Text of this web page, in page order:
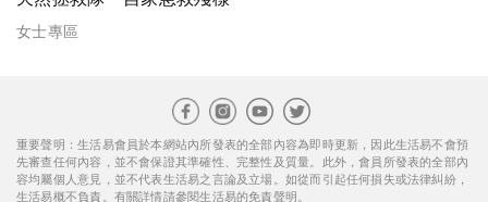
女士專區
重要聲明：生活易會員於本網站內所發表的全部內容為即時更新，因此生活易不會預
先審查任何內容，並不會保證其準確性、完整性及質量。此外，會員所發表的全部內
容均屬個人意見，並不代表生活易之言論及立場。如從而引起任何損失或法律糾紛，
生活易概不負責。有關詳情請參閱生活易的免責聲明。